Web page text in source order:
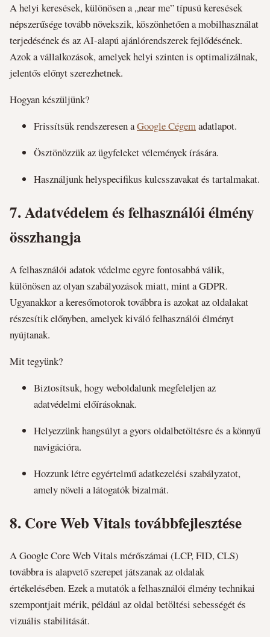
A helyi keresések, különösen a „near me” típusú keresések
népszerűsége tovább növekszik, köszönhetően a mobilhasználat
terjedésének és az AI-alapú ajánlórendszerek fejlődésének.
Azok a vállalkozások, amelyek helyi szinten is optimalizálnak,
jelentős előnyt szerezhetnek.
Hogyan készüljünk?
Frissítsük rendszeresen aGoogle Cégemadatlapot.
Ösztönözzük az ügyfeleket vélemények írására.
Használjunk helyspecifikus kulcsszavakat és tartalmakat.
7.Adatvédelem és felhasználói élmény
összhangja
A felhasználói adatok védelme egyre fontosabbá válik,
különösen az olyan szabályozások miatt, mint a GDPR.
Ugyanakkor a keresőmotorok továbbra is azokat az oldalakat
részesítik előnyben, amelyek kiváló felhasználói élményt
nyújtanak.
Mit tegyünk?
Biztosítsuk, hogy weboldalunk megfeleljen az
adatvédelmi előírásoknak.
Helyezzünk hangsúlyt a gyors oldalbetöltésre és a könnyű
navigációra.
Hozzunk létre egyértelmű adatkezelési szabályzatot,
amely növeli a látogatók bizalmát.
8.Core Web Vitals továbbfejlesztése
A Google Core Web Vitals mérőszámai (LCP, FID, CLS)
továbbra is alapvető szerepet játszanak az oldalak
értékelésében. Ezek a mutatók a felhasználói élmény technikai
szempontjait mérik, például az oldal betöltési sebességét és
vizuális stabilitását.